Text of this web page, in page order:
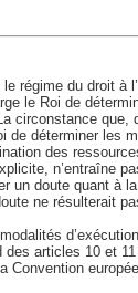
régime du droit à
le Roi de
circonstance que,
de déterminer les
des
n’entraîne
un doute quant à
ne résulterait
articles 10 et